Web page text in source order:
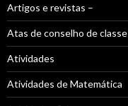
Artigos e revistas –
Atas de conselho de classe
Atividades
Atividades de Matemática